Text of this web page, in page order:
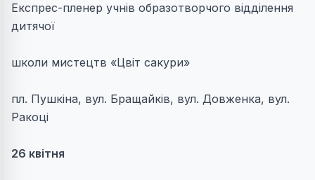
Експрес-пленер учнів образотворчого відділення
дитячої
школи мистецтв «Цвіт сакури»
пл. Пушкіна, вул. Бращайків, вул. Довженка, вул.
Ракоці
26 квітня